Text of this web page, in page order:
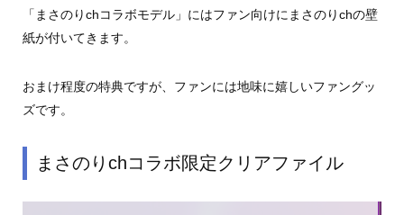
「まさのりchコラボモデル」にはファン向けにまさのりchの壁
紙が付いてきます。
おまけ程度の特典ですが、ファンには地味に嬉しいファングッ
ズです。
まさのりchコラボ限定クリアファイル